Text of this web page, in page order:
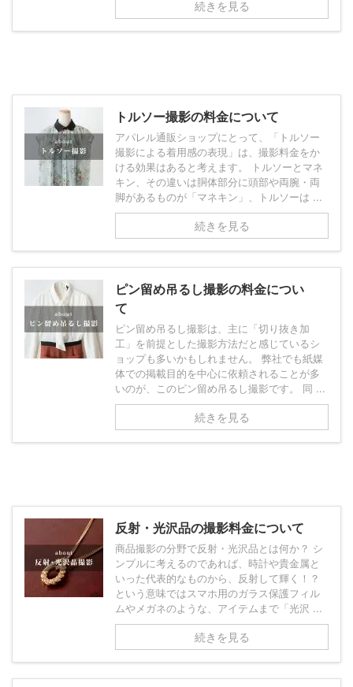
続きを見る
トルソー撮影の料金について
アパレル通販ショップにとって、「トルソー
撮影による着用感の表現」は、撮影料金をか
ける効果はあると考えます。 トルソーとマネ
キン、その違いは胴体部分に頭部や両腕・両
脚があるものが「マネキン」、トルソーは ...
続きを見る
ピン留め吊るし撮影の料金につい
て
ピン留め吊るし撮影は、主に「切り抜き加
工」を前提とした撮影方法だと感じているシ
ョップも多いかもしれません。 弊社でも紙媒
体での掲載目的を中心に依頼されることが多
いのが、このピン留め吊るし撮影です。 同 ...
続きを見る
反射・光沢品の撮影料金について
商品撮影の分野で反射・光沢品とは何か？ シ
ンプルに考えるのであれば、時計や貴金属と
いった代表的なものから、反射して輝く！？
という意味ではスマホ用のガラス保護フィル
ムやメガネのような、アイテムまで「光沢 ...
続きを見る